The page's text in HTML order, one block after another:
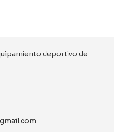
deportivo de